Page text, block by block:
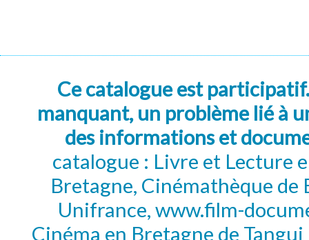
Ce catalogue est
manquant, un problème lié à
des informations et
catalogue : Livre et Lecture
Bretagne, Cinémathèque de
Unifrance, www.film-
Cinéma en Bretagne de